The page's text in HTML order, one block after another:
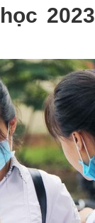
2023